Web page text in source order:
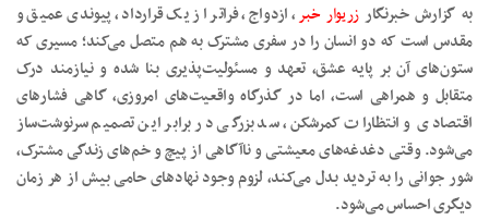
به گزارش خبرنگارزریوار خبر، ازدواج، فراتر از یک قرارداد، پیوندی عمیق و
مقدس است که دو انسان را در سفری مشترک به هم متصل می‌کند؛ مسیری که
ستون‌های آن بر پایه عشق، تعهد و مسئولیت‌پذیری بنا شده و نیازمند درک
متقابل و همراهی است، اما در گذرگاه واقعیت‌های امروزی، گاهی فشارهای
اقتصادی و انتظارات کمرشکن، سد بزرگی در برابر این تصمیم سرنوشت‌ساز
می‌شود. وقتی دغدغه‌های معیشتی و ناآگاهی از پیچ و خم‌های زندگی مشترک،
شور جوانی را به تردید بدل می‌کند، لزوم وجود نهادهای حامی بیش از هر زمان
دیگری احساس می‌شود.